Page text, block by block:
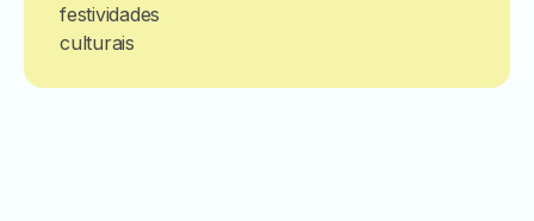
festividades
culturais